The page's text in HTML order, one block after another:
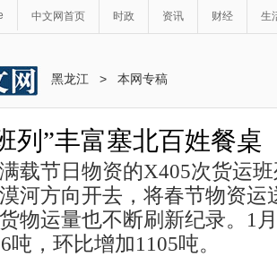
中文网首页 时政 资讯 财经 生
黑龙江 > 本网专稿
列”丰富塞北百姓餐桌
载节日物资的X405次货运
河方向开去，将春节物资运
物运量也不断刷新纪录。1
吨，环比增加1105吨。